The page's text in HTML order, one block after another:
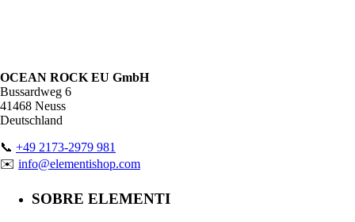
OCEAN ROCK EU GmbH
Bussardweg 6
41468 Neuss
Deutschland
📞 +49 2173-2979 981
✉️ info@elementishop.com
SOBRE ELEMENTI